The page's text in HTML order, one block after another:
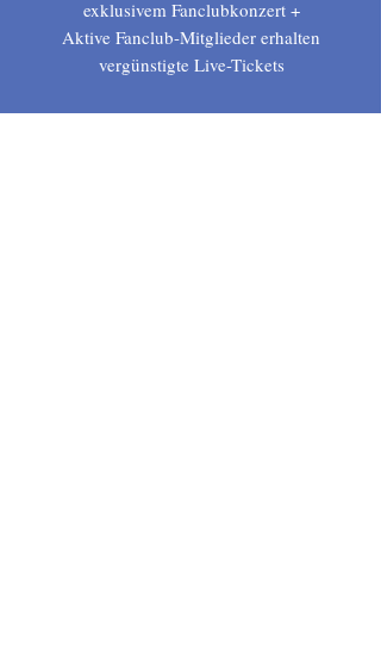
exklusivem Fanclubkonzert +
Aktive Fanclub-Mitglieder erhalten
vergünstigte Live-Tickets